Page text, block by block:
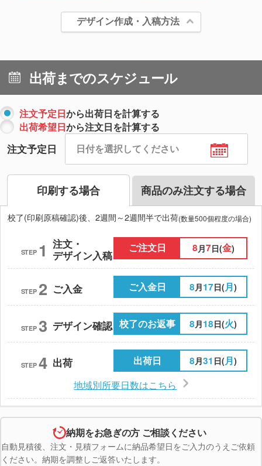
デザイン作成・入稿方法
出荷までのスケジュール
注文予定日から出荷日を計算する
出荷希望日から注文日を計算する
注文予定日
印刷する場合 商品のみ注文する場合
校了(印刷原稿確認)後、2週間～2週間半で出荷(数量500個程度の場合)
STEP 1 注文・
デザイン入稿
ご注文日 8 月7日(金)
STEP 2 ご入金 ご入金日 8月17日(月)
STEP 3 デザイン確認 校了のお返事 8月18日(火)
STEP 4 出荷 出荷日 8月31 日(月)
地域別所要日数はこちら
納期をお急ぎの方 ご相談ください
自動見積後、注文・見積フォームに納品希望日をご入力のうえご依頼
ください。納期を調整しご返答いたします。